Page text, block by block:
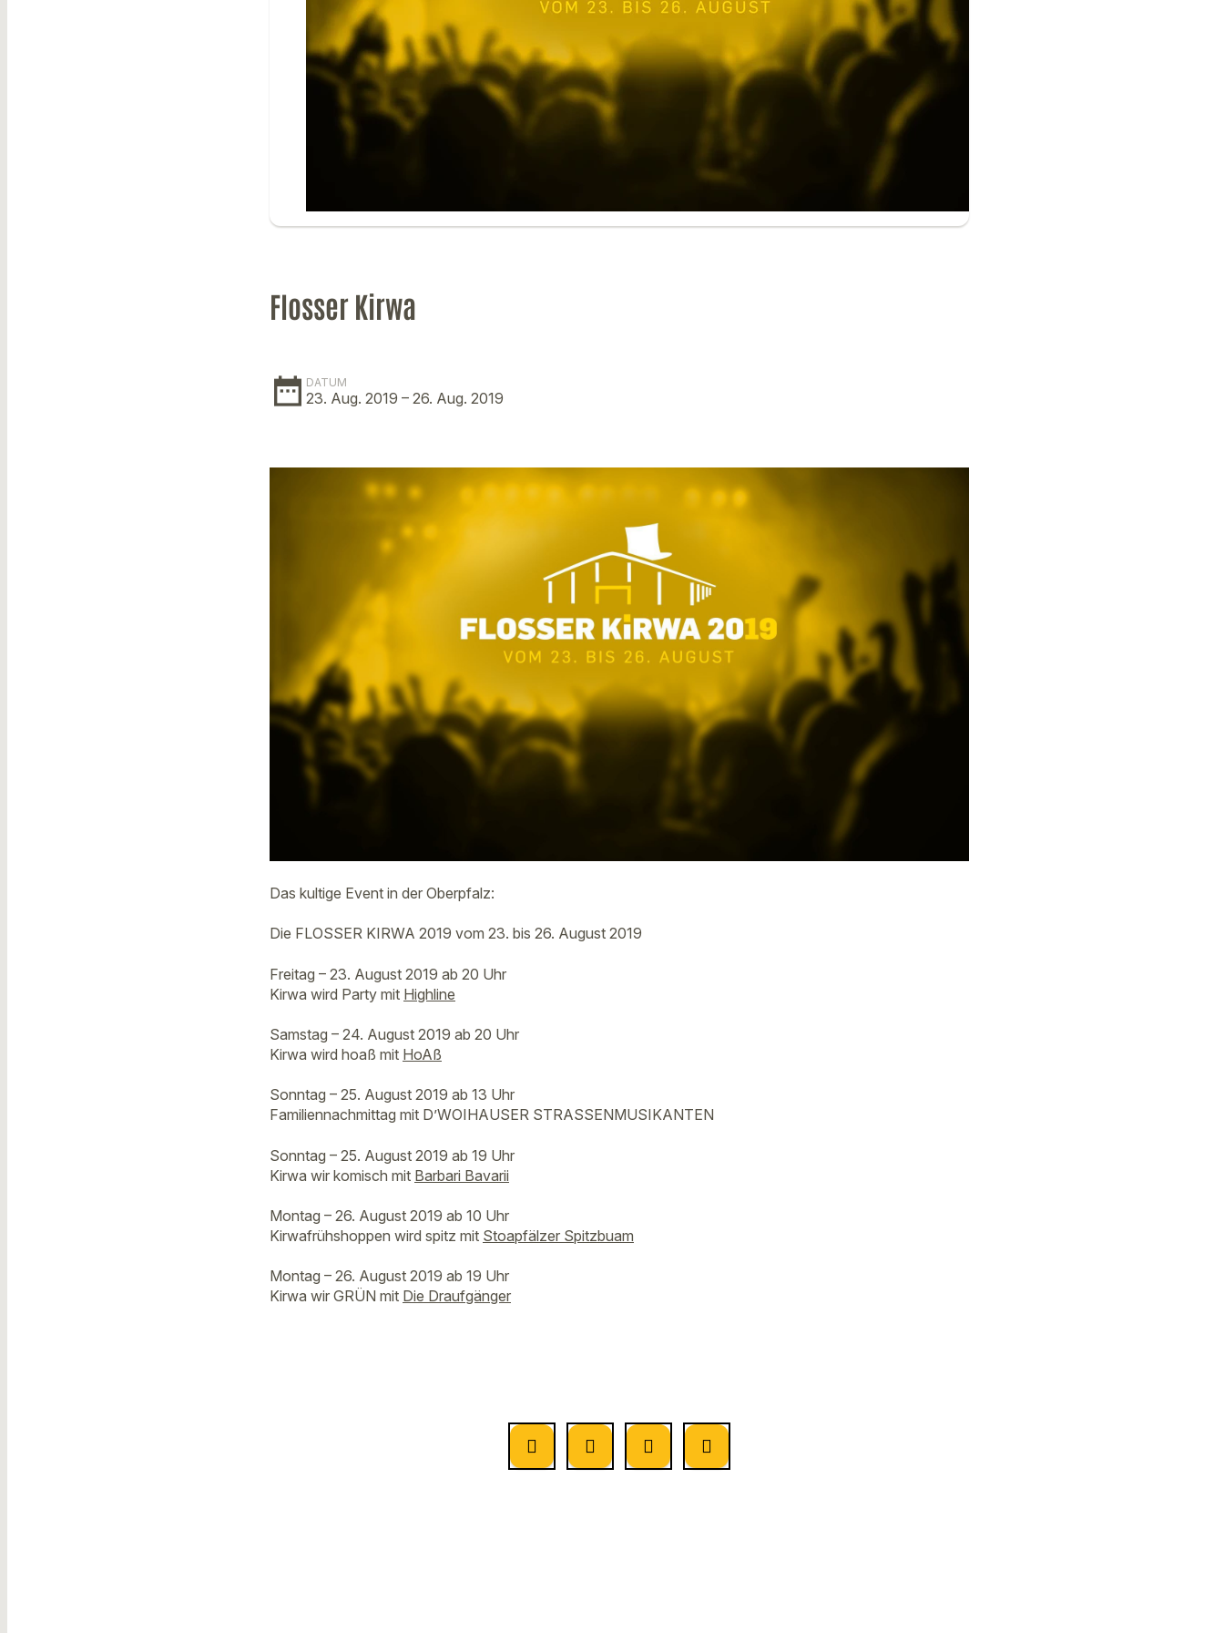
Flosser Kirwa
date_range DATUM
23. Aug. 2019 – 26. Aug. 2019
Das kultige Event in der Oberpfalz:
Die FLOSSER KIRWA 2019 vom 23. bis 26. August 2019
Freitag – 23. August 2019 ab 20 Uhr
Kirwa wird Party mit Highline
Samstag – 24. August 2019 ab 20 Uhr
Kirwa wird hoaß mit HoAß
Sonntag – 25. August 2019 ab 13 Uhr
Familiennachmittag mit D’WOIHAUSER STRASSEN­MUSIKANTEN
Sonntag – 25. August 2019 ab 19 Uhr
Kirwa wir komisch mit Barbari Bavarii
Montag – 26. August 2019 ab 10 Uhr
Kirwafrühshoppen wird spitz mit Stoapfälzer Spitzbuam
Montag – 26. August 2019 ab 19 Uhr
Kirwa wir GRÜN mit Die Draufgänger